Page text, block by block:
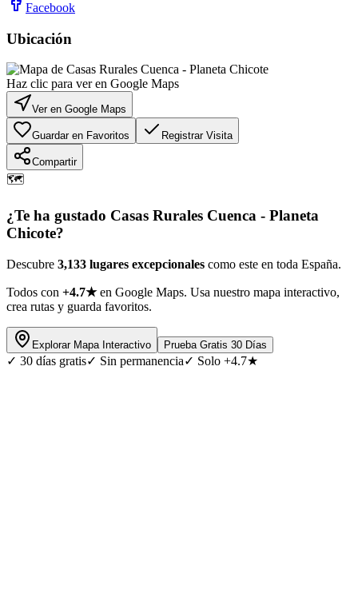
Facebook
Ubicación
Haz clic para ver en Google Maps
Ver en Google Maps
Guardar en Favoritos Registrar Visita
Compartir
🗺️
¿Te ha gustado Casas Rurales Cuenca - Planeta
Chicote?
Descubre 3,133 lugares excepcionales como este en toda España.
Todos con +4.7★en Google Maps. Usa nuestro mapa interactivo,
crea rutas y guarda favoritos.
Explorar Mapa Interactivo Prueba Gratis 30 Días
✓ 30 días gratis✓ Sin permanencia✓ Solo +4.7★